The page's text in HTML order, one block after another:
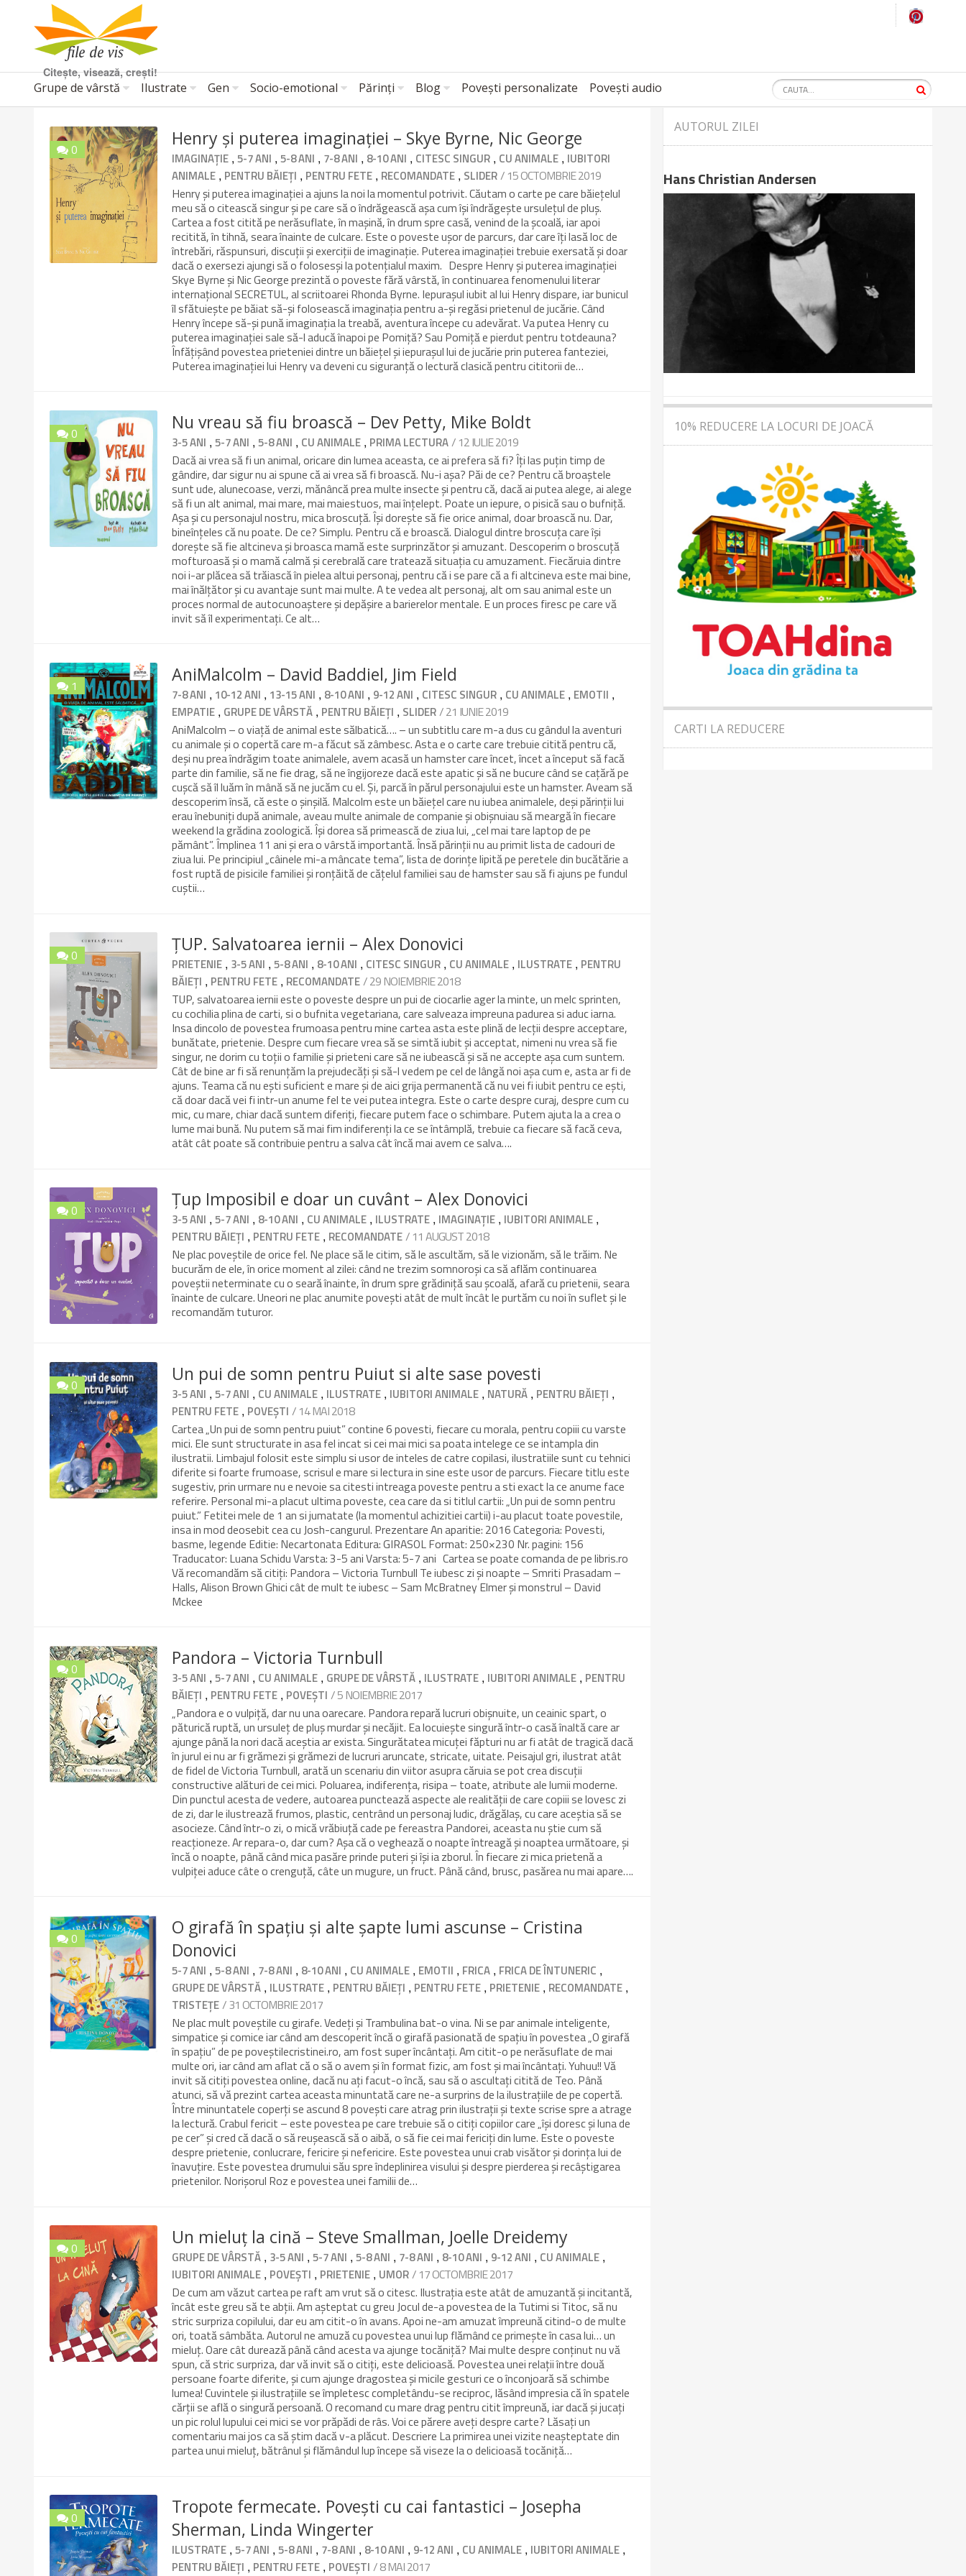
Citește, visează, crești!
Grupe de vârstă Ilustrate Gen Socio-emotional Părinți Blog Povești personalizate Povești audio
0
10/10
Henry și puterea imaginației – Skye Byrne, Nic George
IMAGINAȚIE ,5-7 ANI ,5-8 ANI , 7-8 ANI , 8-10 ANI , CITESC SINGUR , CU ANIMALE , IUBITORI
ANIMALE , PENTRU BĂIEȚI , PENTRU FETE , RECOMANDATE , SLIDER/ 15 OCTOMBRIE 2019
Henry și puterea imaginației a ajuns la noi la momentul potrivit. Căutam o carte pe care băiețelul
meu să o citească singur și pe care să o îndrăgească așa cum își îndrăgește ursulețul de pluș.
Cartea a fost citită pe nerăsuflate, în mașină, în drum spre casă, venind de la școală, iar apoi
recitită, în tihnă, seara înainte de culcare. Este o poveste ușor de parcurs, dar care îți lasă loc de
întrebări, răspunsuri, discuții și exerciții de imaginație. Puterea imaginației trebuie exersată și doar
dacă o exersezi ajungi să o folosesși la potențialul maxim. Despre Henry și puterea imaginației
Skye Byrne și Nic George prezintă o poveste fără vârstă, în continuarea fenomenului literar
internațional SECRETUL, al scriitoarei Rhonda Byrne. Iepurașul iubit al lui Henry dispare, iar bunicul
îl sfătuiește pe băiat să-și folosească imaginația pentru a-și regăsi prietenul de jucărie. Când
Henry începe să-și pună imaginația la treabă, aventura începe cu adevărat. Va putea Henry cu
puterea imaginației sale să-l aducă înapoi pe Pomiță? Sau Pomiță e pierdut pentru totdeauna?
Înfățișând povestea prieteniei dintre un băiețel și iepurașul lui de jucărie prin puterea fanteziei,
Puterea imaginației lui Henry va deveni cu siguranță o lectură clasică pentru cititorii de…
0
10/10
Nu vreau să fiu broască – Dev Petty, Mike Boldt
3-5 ANI ,5-7 ANI ,5-8 ANI , CU ANIMALE , PRIMA LECTURA/ 12 IULIE 2019
Dacă ai vrea să fi un animal, oricare din lumea aceasta, ce ai prefera să fi? Îți las puțin timp de
gândire, dar sigur nu ai spune că ai vrea să fi broască. Nu-i așa? Păi de ce? Pentru că broaștele
sunt ude, alunecoase, verzi, mănâncă prea multe insecte și pentru că, dacă ai putea alege, ai alege
să fi un alt animal, mai mare, mai maiestuos, mai înțelept. Poate un iepure, o pisică sau o bufniță.
Așa și cu personajul nostru, mica broscuță. Își dorește să fie orice animal, doar broască nu. Dar,
bineînțeles că nu poate. De ce? Simplu. Pentru că e broască. Dialogul dintre broscuța care își
dorește să fie altcineva și broasca mamă este surprinzător și amuzant. Descoperim o broscuță
mofturoasă și o mamă calmă și cerebrală care tratează situația cu amuzament. Fiecăruia dintre
noi i-ar plăcea să trăiască în pielea altui personaj, pentru că i se pare că a fi altcineva este mai bine,
mai înălțător și cu avantaje sunt mai multe. A te vedea alt personaj, alt om sau animal este un
proces normal de autocunoaștere și depășire a barierelor mentale. E un proces firesc pe care vă
invit să îl experimentați. Ce alt…
1
9.8/10
AniMalcolm – David Baddiel, Jim Field
7-8 ANI , 10-12 ANI , 13-15 ANI , 8-10 ANI , 9-12 ANI , CITESC SINGUR , CU ANIMALE , EMOTII ,
EMPATIE , GRUPE DE VÂRSTĂ , PENTRU BĂIEȚI , SLIDER/ 21 IUNIE 2019
AniMalcolm – o viață de animal este sălbatică…. – un subtitlu care m-a dus cu gândul la aventuri
cu animale și o copertă care m-a făcut să zâmbesc. Asta e o carte care trebuie citită pentru că,
deși nu prea îndrăgim toate animalele, avem acasă un hamster care încet, încet a început să facă
parte din familie, să ne fie drag, să ne îngijoreze dacă este apatic și să ne bucure când se cațără pe
cușcă să îl luăm în mână să ne jucăm cu el. Și, parcă în părul personajului este un hamster. Aveam să
descoperim însă, că este o șinșilă. Malcolm este un băiețel care nu iubea animalele, deși părinții lui
erau înebuniți după animale, aveau multe animale de companie și obișnuiau să meargă în fiecare
weekend la grădina zoologică. Își dorea să primească de ziua lui, „cel mai tare laptop de pe
pământ”. Împlinea 11 ani și era o vârstă importantă. Însă părinții nu au primit lista de cadouri de
ziua lui. Pe principiul „câinele mi-a mâncate tema”, lista de dorințe lipită pe peretele din bucătărie a
fost ruptă de pisicile familiei și ronțăită de cățelul familiei sau de hamster sau să fi ajuns pe fundul
cuștii…
0
10/10
ȚUP. Salvatoarea iernii – Alex Donovici
PRIETENIE , 3-5 ANI ,5-8 ANI , 8-10 ANI , CITESC SINGUR , CU ANIMALE , ILUSTRATE , PENTRU
BĂIEȚI , PENTRU FETE , RECOMANDATE/ 29 NOIEMBRIE 2018
TUP, salvatoarea iernii este o poveste despre un pui de ciocarlie ager la minte, un melc sprinten,
cu cochilia plina de carti, si o bufnita vegetariana, care salveaza impreuna padurea si aduc iarna.
Insa dincolo de povestea frumoasa pentru mine cartea asta este plină de lecții despre acceptare,
bunătate, prietenie. Despre cum fiecare vrea să se simtă iubit și acceptat, nimeni nu vrea să fie
singur, ne dorim cu toții o familie și prieteni care să ne iubească și să ne accepte așa cum suntem.
Cât de bine ar fi să renunțăm la prejudecăți și să-l vedem pe cel de lângă noi așa cum e, asta ar fi de
ajuns. Teama că nu ești suficient e mare și de aici grija permanentă că nu vei fi iubit pentru ce ești,
că doar dacă vei fi intr-un anume fel te vei putea integra. Este o carte despre curaj, despre cum cu
mic, cu mare, chiar dacă suntem diferiți, fiecare putem face o schimbare. Putem ajuta la a crea o
lume mai bună. Nu putem să mai fim indiferenți la ce se întâmplă, trebuie ca fiecare să facă ceva,
atât cât poate să contribuie pentru a salva cât încă mai avem ce salva….
0
10/10
Țup Imposibil e doar un cuvânt – Alex Donovici
3-5 ANI ,5-7 ANI , 8-10 ANI , CU ANIMALE , ILUSTRATE , IMAGINAȚIE , IUBITORI ANIMALE ,
PENTRU BĂIEȚI , PENTRU FETE , RECOMANDATE/ 11 AUGUST 2018
Ne plac poveștile de orice fel. Ne place să le citim, să le ascultăm, să le vizionăm, să le trăim. Ne
bucurăm de ele, în orice moment al zilei: când ne trezim somnoroși ca să aflăm continuarea
poveștii neterminate cu o seară înainte, în drum spre grădiniță sau școală, afară cu prietenii, seara
înainte de culcare. Uneori ne plac anumite povești atât de mult încât le purtăm cu noi în suflet și le
recomandăm tuturor.
0
9.8/10
Un pui de somn pentru Puiut si alte sase povesti
3-5 ANI ,5-7 ANI , CU ANIMALE , ILUSTRATE , IUBITORI ANIMALE , NATURĂ , PENTRU BĂIEȚI ,
PENTRU FETE , POVEȘTI / 14 MAI 2018
Cartea „Un pui de somn pentru puiut” contine 6 povesti, fiecare cu morala, pentru copiii cu varste
mici. Ele sunt structurate in asa fel incat si cei mai mici sa poata intelege ce se intampla din
ilustratii. Limbajul folosit este simplu si usor de inteles de catre copilasi, ilustratiile sunt cu tehnici
diferite si foarte frumoase, scrisul e mare si lectura in sine este usor de parcurs. Fiecare titlu este
sugestiv, prin urmare nu e nevoie sa citesti intreaga poveste pentru a sti exact la ce anume face
referire. Personal mi-a placut ultima poveste, cea care da si titlul cartii: „Un pui de somn pentru
puiut.” Fetitei mele de 1 an si jumatate (la momentul achizitiei cartii) i-au placut toate povestile,
insa in mod deosebit cea cu Josh-cangurul. Prezentare An aparitie: 2016 Categoria: Povesti,
basme, legende Editie: Necartonata Editura: GIRASOL Format: 250×230 Nr. pagini: 156
Traducator: Luana Schidu Varsta: 3-5 ani Varsta: 5-7 ani Cartea se poate comanda de pe libris.ro
Vă recomandăm să citiți: Pandora – Victoria Turnbull Te iubesc zi și noapte – Smriti Prasadam –
Halls, Alison Brown Ghici cât de mult te iubesc – Sam McBratney Elmer și monstrul – David
Mckee
0
10/10
Pandora – Victoria Turnbull
3-5 ANI ,5-7 ANI , CU ANIMALE , GRUPE DE VÂRSTĂ , ILUSTRATE , IUBITORI ANIMALE , PENTRU
BĂIEȚI , PENTRU FETE , POVEȘTI / 5 NOIEMBRIE 2017
„Pandora e o vulpiță, dar nu una oarecare. Pandora repară lucruri obișnuite, un ceainic spart, o
păturică ruptă, un ursuleț de pluș murdar și necăjit. Ea locuiește singură într-o casă înaltă care ar
ajunge până la nori dacă aceștia ar exista. Singurătatea micuței făpturi nu ar fi atât de tragică dacă
în jurul ei nu ar fi grămezi și grămezi de lucruri aruncate, stricate, uitate. Peisajul gri, ilustrat atât
de fidel de Victoria Turnbull, arată un scenariu din viitor asupra căruia se pot crea discuții
constructive alături de cei mici. Poluarea, indiferența, risipa – toate, atribute ale lumii moderne.
Din punctul acesta de vedere, autoarea punctează aspecte ale realității de care copiii se lovesc zi
de zi, dar le ilustrează frumos, plastic, centrând un personaj ludic, drăgălaș, cu care aceștia să se
asocieze. Când într-o zi, o mică vrăbiuță cade pe fereastra Pandorei, aceasta nu știe cum să
reacționeze. Ar repara-o, dar cum? Așa că o veghează o noapte întreagă și noaptea următoare, și
încă o noapte, până când mica pasăre prinde puteri și își ia zborul. În fiecare zi mica prietenă a
vulpiței aduce câte o crenguță, câte un mugure, un fruct. Până când, brusc, pasărea nu mai apare….
0
9.9/10
O girafă în spațiu și alte șapte lumi ascunse – Cristina
Donovici
5-7 ANI ,5-8 ANI , 7-8 ANI , 8-10 ANI , CU ANIMALE , EMOTII , FRICA , FRICA DE ÎNTUNERIC ,
GRUPE DE VÂRSTĂ , ILUSTRATE , PENTRU BĂIEȚI , PENTRU FETE , PRIETENIE , RECOMANDATE ,
TRISTEȚE/ 31 OCTOMBRIE 2017
Ne plac mult poveștile cu girafe. Vedeți și Trambulina bat-o vina. Ni se par animale inteligente,
simpatice și comice iar când am descoperit încă o girafă pasionată de spațiu în povestea „O girafă
în spațiu” de pe poveștilecristinei.ro, am fost super încântați. Am citit-o pe nerăsuflate de mai
multe ori, iar când am aflat că o să o avem și în format fizic, am fost și mai încântați. Yuhuu!! Vă
invit să citiți povestea online, dacă nu ați facut-o încă, sau să o ascultați citită de Teo. Până
atunci, să vă prezint cartea aceasta minuntată care ne-a surprins de la ilustrațiile de pe copertă.
Între minuntatele coperți se ascund 8 povești care atrag prin ilustrații și texte scrise spre a atrage
la lectură. Crabul fericit – este povestea pe care trebuie să o citiți copiilor care „își doresc și luna de
pe cer” și cred că dacă o să reușească să o aibă, o să fie cei mai fericiți din lume. Este o poveste
despre prietenie, conlucrare, fericire și nefericire. Este povestea unui crab visător și dorința lui de
înavuțire. Este povestea drumului său spre îndeplinirea visului și despre pierderea și recâștigarea
prietenilor. Norișorul Roz e povestea unei familii de…
0
9.6/10
Un mieluț la cină – Steve Smallman, Joelle Dreidemy
GRUPE DE VÂRSTĂ , 3-5 ANI ,5-7 ANI ,5-8 ANI , 7-8 ANI , 8-10 ANI , 9-12 ANI , CU ANIMALE ,
IUBITORI ANIMALE , POVEȘTI , PRIETENIE , UMOR/ 17 OCTOMBRIE 2017
De cum am văzut cartea pe raft am vrut să o citesc. Ilustrația este atât de amuzantă și incitantă,
încât este greu să te abții. Am așteptat cu greu Jocul de-a povestea de la Tutimi si Titoc, să nu
stric surpriza copilului, dar eu am citit-o în avans. Apoi ne-am amuzat împreună citind-o de multe
ori, toată sâmbăta. Autorul ne amuză cu povestea unui lup flămând ce primește în casa lui… un
mieluț. Oare cât durează până când acesta va ajunge tocăniță? Mai multe despre conținut nu vă
spun, că stric surpriza, dar vă invit să o citiți, este delicioasă. Povestea unei relații între două
persoane foarte diferite, și cum ajunge dragostea și micile gesturi ce o înconjoară să schimbe
lumea! Cuvintele și ilustrațiile se împletesc completându-se reciproc, lăsând impresia că în spatele
cărții se află o singură persoană. O recomand cu mare drag pentru citit împreună, iar dacă și jucați
un pic rolul lupului cei mici se vor prăpădi de râs. Voi ce părere aveți despre carte? Lăsați un
comentariu mai jos ca să știm dacă v-a plăcut. Descriere La primirea unei vizite neașteptate din
partea unui mieluț, bătrânul și flămândul lup începe să viseze la o delicioasă tocăniță…
0
Tropote fermecate. Povești cu cai fantastici – Josepha
Sherman, Linda Wingerter
ILUSTRATE ,5-7 ANI ,5-8 ANI , 7-8 ANI , 8-10 ANI , 9-12 ANI , CU ANIMALE , IUBITORI ANIMALE ,
PENTRU BĂIEȚI , PENTRU FETE , POVEȘTI / 8 MAI 2017
AUTORUL ZILEI
Hans Christian Andersen
10% REDUCERE LA LOCURI DE JOACĂ
CARTI LA REDUCERE